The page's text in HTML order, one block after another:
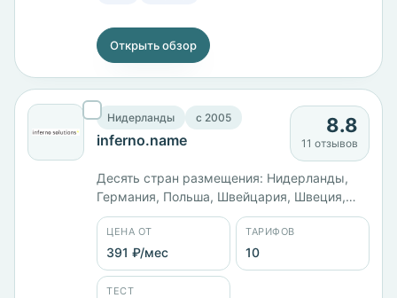
Открыть обзор
Нидерланды c 2005
inferno.name
8.8
11 отзывов
Десять стран размещения: Нидерланды,
Германия, Польша, Швейцария, Швеция,
Эстония, Украина, Россия, США и Канада.
Панелей шесть, среди них aaPanel и
HestiaCP. Линейка Linux SSD VPS идёт от
Lite за 391 ₽/мес до Elite с 6 ядрами и 16 ГБ
памяти за 4695 ₽/мес. Оплата картой,
ЦЕНА ОТ
391 ₽/мес
ТАРИФОВ
10
ТЕСТ